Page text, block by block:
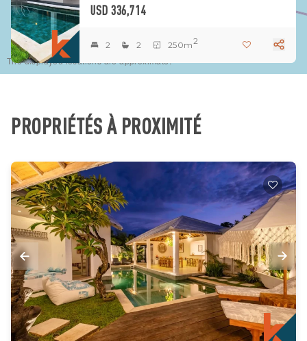
The displayed locations are approximate.
USD 336,714
2 2 250m2
PROPRIÉTÉS À PROXIMITÉ